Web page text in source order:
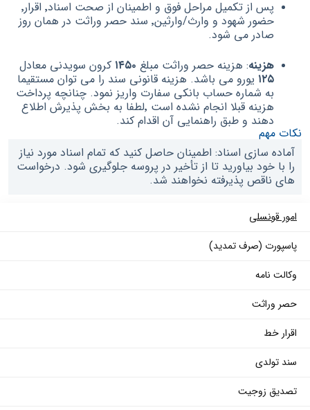
پس از تکمیل مراحل فوق و اطمینان از صحت اسناد٬ اقرار٬
حضور شهود و وارث/وارثین٬ سند حصر وراثت در همان روز
صادر می شود.
هزینه: هزینه حصر وراثت مبلغ ۱۴۵۰ کرون سویدنی معادل
۱۲۵ یورو می باشد. هزینه قانونی سند را می توان مستقیما
به شماره حساب بانکی سفارت واریز نمود. چنانچه پرداخت
هزینه قبلا انجام نشده است ٬‌لطفا به بخش پذیرش اطلاع
دهند و طبق راهنمایی آن اقدام کند.
نکات مهم
آماده سازی اسناد: اطمینان حاصل کنید که تمام اسناد مورد نیاز
را با خود بیاورید تا از تأخیر در پروسه جلوگیری شود. درخواست
های ناقص پذیرفته نخواهند شد.
امور قونسلی
پاسپورت (صرف تمدید)
وکالت نامه
حصر وراثت
اقرار خط
سند تولدی
تصدیق زوجیت